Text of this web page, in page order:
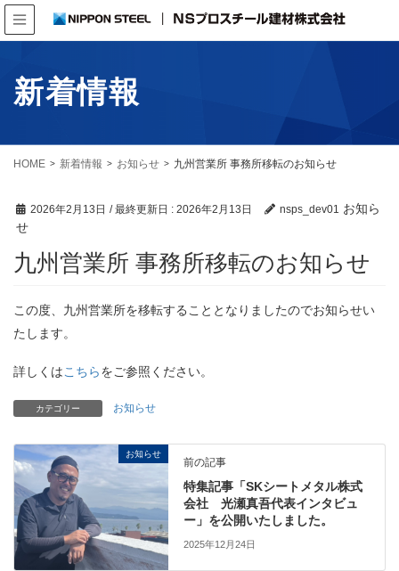
新着情報
HOME 新着情報 お知らせ 九州営業所 事務所移転のお知らせ
2026年2月13日 / 最終更新日 : 2026年2月13日 nsps_dev01 お知ら
せ
九州営業所 事務所移転のお知らせ
この度、九州営業所を移転することとなりましたのでお知らせい
たします。
詳しくはこちらをご参照ください。
カテゴリー お知らせ
お知らせ
前の記事
特集記事「SKシートメタル株式
会社 光瀬真吾代表インタビュ
ー」を公開いたしました。
2025年12月24日